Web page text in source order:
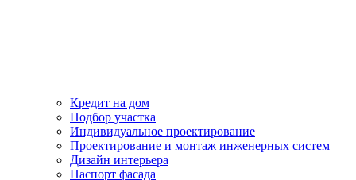
Кредит на дом
Подбор участка
Индивидуальное проектирование
Проектирование и монтаж инженерных систем
Дизайн интерьера
Паспорт фасада